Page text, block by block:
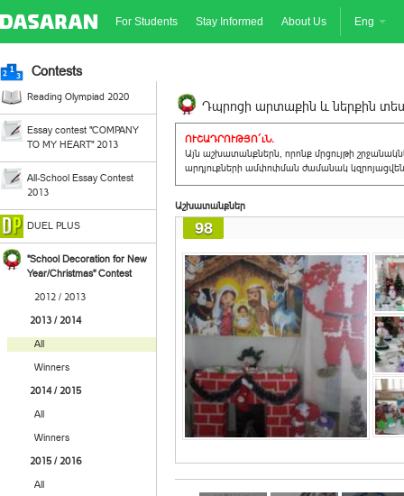
For Students Stay Informed About Us Eng
Contests
Reading Olympiad 2020
Essay contest "COMPANY
TO MY HEART" 2013
All-School Essay Contest
2013
DUEL PLUS
"School Decoration for New
Year/Christmas" Contest
2012 / 2013
2013 / 2014
All
Winners
2014 / 2015
All
Winners
2015 / 2016
All
Դպրոցի արտաքին և ներքին
ՈՒՇԱԴՐՈՒԹՅՈ´ւՆ.
Այն աշխատանքներն, որոնք մրցույթի
արդյուքների ամփոփման ժամանակ
Աշխատանքներ
98